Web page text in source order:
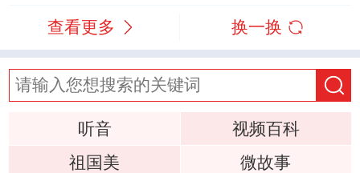
查看更多 换一换
听音
视频百科
祖国美
微故事